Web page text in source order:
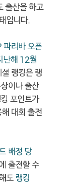
출산을 하고
입니다.
파리바 오픈
해 12월
랭킹은 랭
이나 출산
포인트가
대회 출전
배정 당
출전할 수
도 랭킹